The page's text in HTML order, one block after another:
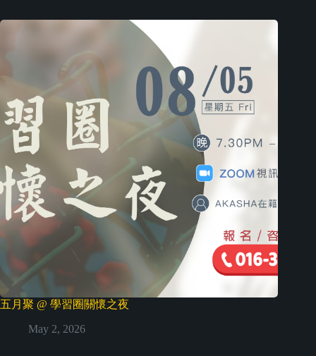
五月聚 @ 學習圈關懷之夜
May 2, 2026